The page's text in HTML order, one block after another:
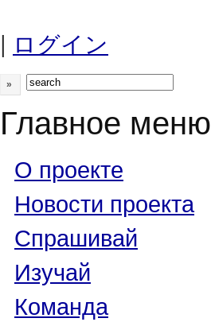
| ログイン
»
Главное меню
О проекте
Новости проекта
Спрашивай
Изучай
Команда